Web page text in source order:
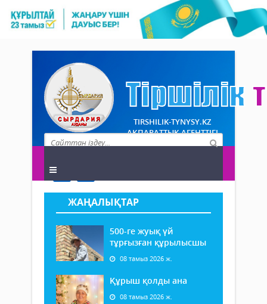
TIRSHILIK-TYNYSY.KZ
АҚПАРАТТЫҚ АГЕНТТІГІ
ЖАҢАЛЫҚТАР
500-ге жуық үй
тұрғызған құрылысшы
08 тамыз 2026 ж.
Құрыш қолды ана
08 тамыз 2026 ж.